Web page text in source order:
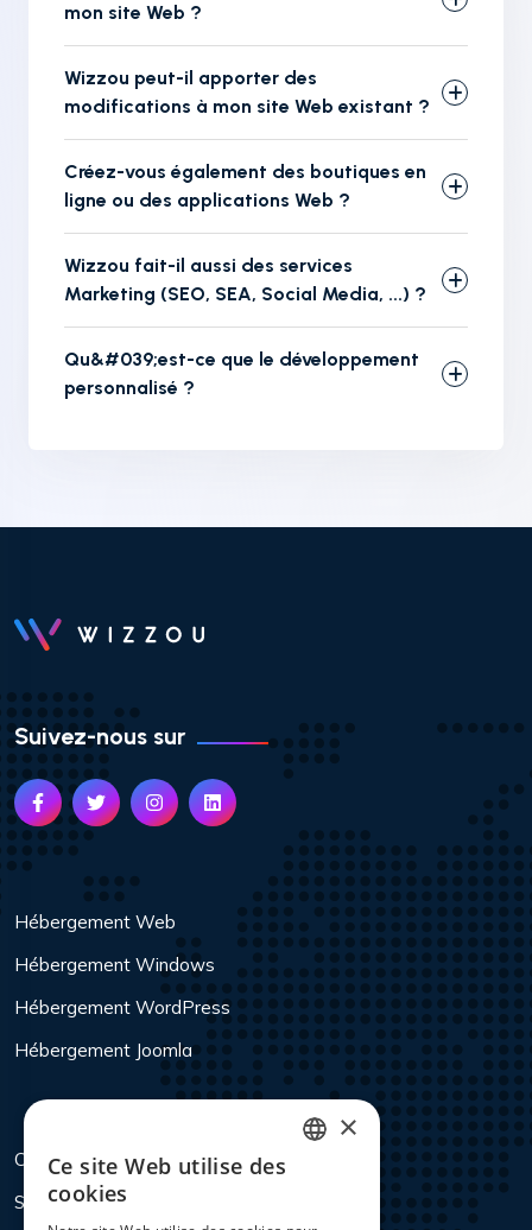
mon site Web ?
Wizzou peut-il apporter des
modifications à mon site Web existant ?
Créez-vous également des boutiques en
ligne ou des applications Web ?
Wizzou fait-il aussi des services
Marketing (SEO, SEA, Social Media, ...) ?
Qu&#039;est-ce que le développement
personnalisé ?
Suivez-nous sur
Hébergement Web
Hébergement Windows
Hébergement WordPress
Hébergement Joomla
Colocation
Services
×
Ce site Web utilise des
cookies